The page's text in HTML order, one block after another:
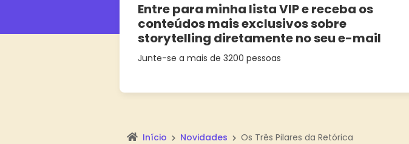
Entre para minha lista VIP e receba os
conteúdos mais exclusivos sobre
storytelling diretamente no seu e-mail
Junte-se a mais de 3200 pessoas
Início Novidades Os Três Pilares da Retórica